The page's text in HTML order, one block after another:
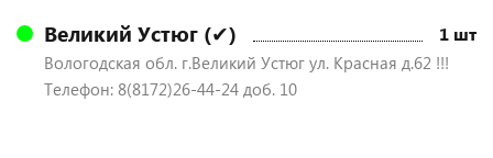
Великий Устюг (✔) 1 шт
Вологодская обл. г.Великий Устюг ул. Красная д.62 !!!
Телефон: 8(8172)26-44-24 доб. 10